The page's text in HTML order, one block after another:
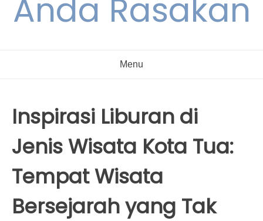
Anda Rasakan
Menu
Inspirasi Liburan di
Jenis Wisata Kota Tua:
Tempat Wisata
Bersejarah yang Tak